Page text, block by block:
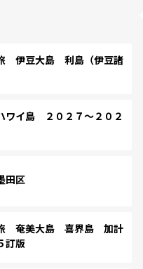
伊豆大島 利島（伊豆諸
イ島 ２０２７～２０２
田区
奄美大島 喜界島 加計
訂版